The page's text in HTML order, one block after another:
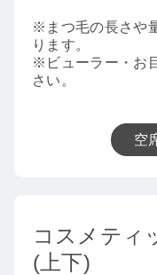
※まつ毛の長さや
ります。
※ビューラー・お
さい。
空
コスメティ
(上下)